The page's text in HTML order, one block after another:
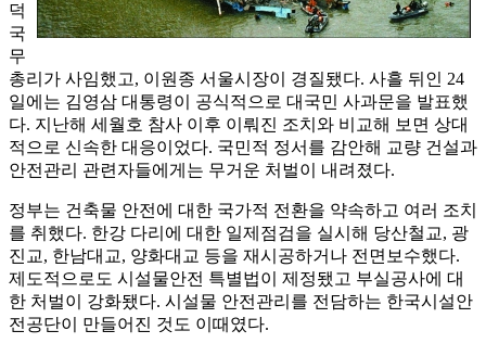
덕
국
무
총리가 사임했고, 이원종 서울시장이 경질됐다. 사흘 뒤인 24
일에는 김영삼 대통령이 공식적으로 대국민 사과문을 발표했
다. 지난해 세월호 참사 이후 이뤄진 조치와 비교해 보면 상대
적으로 신속한 대응이었다. 국민적 정서를 감안해 교량 건설과
안전관리 관련자들에게는 무거운 처벌이 내려졌다.
정부는 건축물 안전에 대한 국가적 전환을 약속하고 여러 조치
를 취했다. 한강 다리에 대한 일제점검을 실시해 당산철교, 광
진교, 한남대교, 양화대교 등을 재시공하거나 전면보수했다.
제도적으로도 시설물안전 특별법이 제정됐고 부실공사에 대
한 처벌이 강화됐다. 시설물 안전관리를 전담하는 한국시설안
전공단이 만들어진 것도 이때였다.